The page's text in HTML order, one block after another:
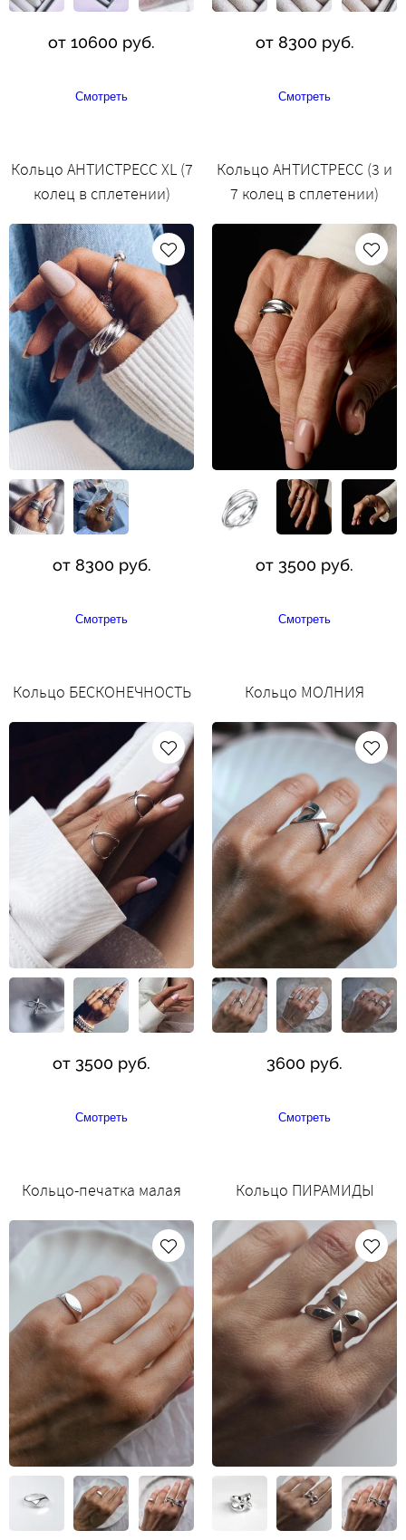
от 10600 руб.
Смотреть
от 8300 руб.
Смотреть
Кольцо АНТИСТРЕСС XL (7
колец в сплетении)
от 8300 руб.
Смотреть
Кольцо АНТИСТРЕСС (3 и
7 колец в сплетении)
от 3500 руб.
Смотреть
Кольцо БЕСКОНЕЧНОСТЬ
от 3500 руб.
Смотреть
Кольцо МОЛНИЯ
3600 руб.
Смотреть
Кольцо-печатка малая Кольцо ПИРАМИДЫ